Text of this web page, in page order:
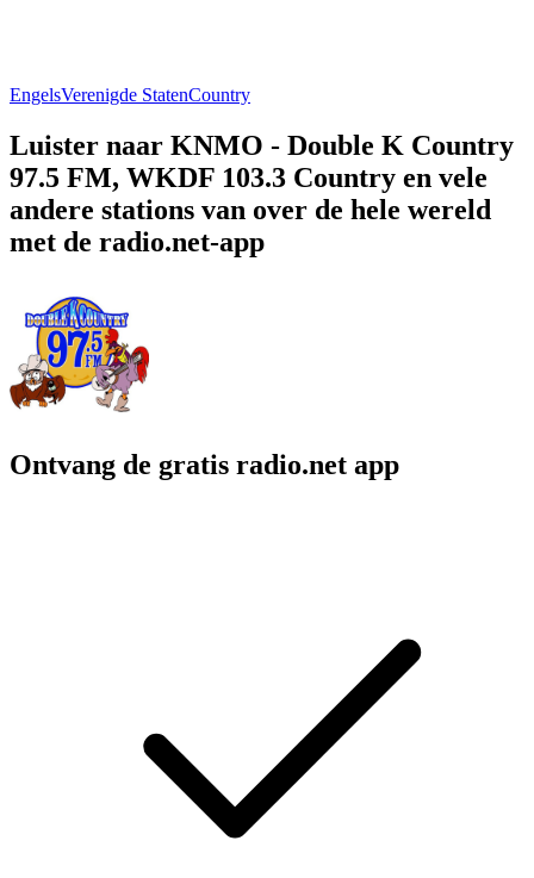
EngelsVerenigde StatenCountry
Luister naar KNMO - Double K Country
97.5 FM, WKDF 103.3 Country en vele
andere stations van over de hele wereld
met de radio.net-app
Ontvang de gratis radio.net app